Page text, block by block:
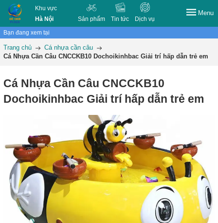
Khu vực
Hà Nội
Sản phẩm Tin tức Dịch vụ
Menu
Bạn đang xem tại
Trang chủ
Cá nhựa cần câu
Cá Nhựa Cần Câu CNCCKB10 Dochoikinhbac Giải trí hấp dẫn trẻ em
Cá Nhựa Cần Câu CNCCKB10
Dochoikinhbac Giải trí hấp dẫn trẻ em